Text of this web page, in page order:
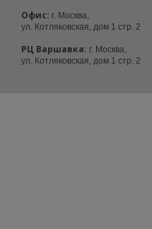
Офис: г. Москва,
ул. Котляковская, дом 1 стр. 2
РЦ Варшавка: г. Москва,
ул. Котляковская, дом 1 стр. 2